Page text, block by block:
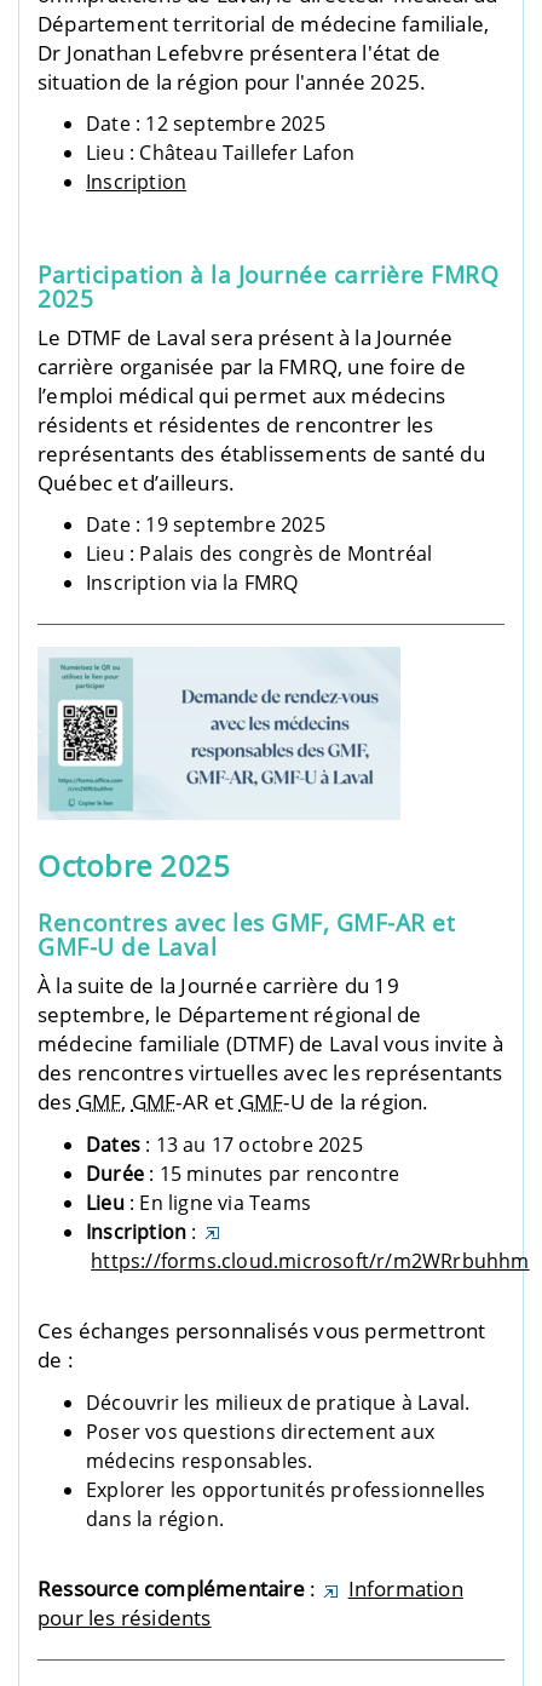
Département territorial de médecine familiale,
Dr Jonathan Lefebvre présentera l'état de
situation de la région pour l'année 2025.
Date : 12 septembre 2025
Lieu : Château Taillefer Lafon
Inscription
Participation à la Journée carrière FMRQ
2025
Le DTMF de Laval sera présent à la Journée
carrière organisée par la FMRQ, une foire de
l’emploi médical qui permet aux médecins
résidents et résidentes de rencontrer les
représentants des établissements de santé du
Québec et d’ailleurs.
Date : 19 septembre 2025
Lieu : Palais des congrès de Montréal
Inscription via la FMRQ
Octobre 2025
Rencontres avec les GMF, GMF-AR et
GMF-U de Laval
À la suite de la Journée carrière du 19
septembre, le Département régional de
médecine familiale (DTMF) de Laval vous invite à
des rencontres virtuelles avec les représentants
des GMF, GMF-AR et GMF-U de la région.
Dates : 13 au 17 octobre 2025
Durée : 15 minutes par rencontre
Lieu: En ligne via Teams
Inscription :
https://forms.cloud.microsoft/r/m2WRrbuhhm
Ces échanges personnalisés vous permettront
de :
Découvrir les milieux de pratique à Laval.
Poser vos questions directement aux
médecins responsables.
Explorer les opportunités professionnelles
dans la région.
Ressource complémentaire:
Information
pour les résidents